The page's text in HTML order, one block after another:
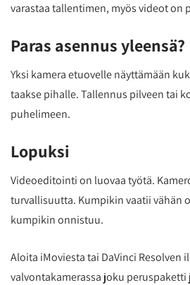
varastaa tallentimen, myös videot on
Paras asennus yleensä?
Yksi kamera etuovelle näyttämään
taakse pihalle. Tallennus pilveen tai
puhelimeen.
Lopuksi
Videoeditointi on luovaa työtä.
turvallisuutta. Kumpikin vaatii vähän
kumpikin onnistuu.
Aloita iMoviesta tai DaVinci Resolven
valvontakamerassa joku